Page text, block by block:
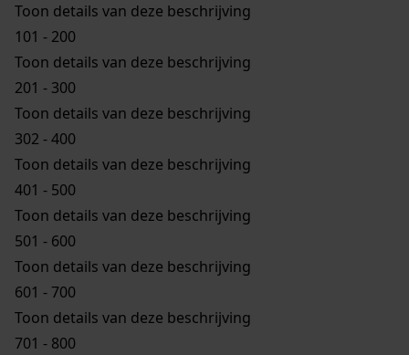
Toon details van deze beschrijving
101 - 200
Toon details van deze beschrijving
201 - 300
Toon details van deze beschrijving
302 - 400
Toon details van deze beschrijving
401 - 500
Toon details van deze beschrijving
501 - 600
Toon details van deze beschrijving
601 - 700
Toon details van deze beschrijving
701 - 800